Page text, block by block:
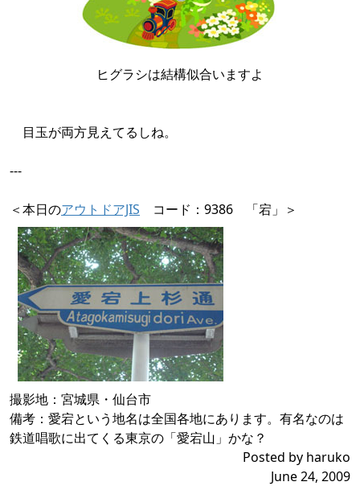
ヒグラシは結構似合いますよ
目玉が両方見えてるしね。
---
＜本日のアウトドアJIS コード：9386 「宕」＞
撮影地：宮城県・仙台市
備考：愛宕という地名は全国各地にあります。有名なのは
鉄道唱歌に出てくる東京の「愛宕山」かな？
Posted by haruko
June 24, 2009